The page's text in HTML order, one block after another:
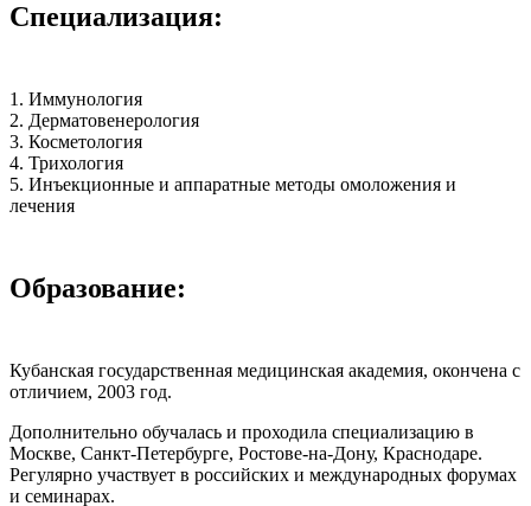
Специализация:
1. Иммунология
2. Дерматовенерология
3. Косметология
4. Трихология
5. Инъекционные и аппаратные методы омоложения и
лечения
Образование:
Кубанская государственная медицинская академия, окончена с
отличием, 2003 год.
Дополнительно обучалась и проходила специализацию в
Москве, Санкт-Петербурге, Ростове-на-Дону, Краснодаре.
Регулярно участвует в российских и международных форумах
и семинарах.